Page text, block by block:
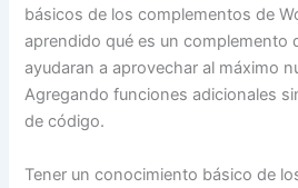
básicos de los complementos de
aprendido qué es un complemento
ayudaran a aprovechar al máximo
Agregando funciones adicionales
de código.
Tener un conocimiento básico de